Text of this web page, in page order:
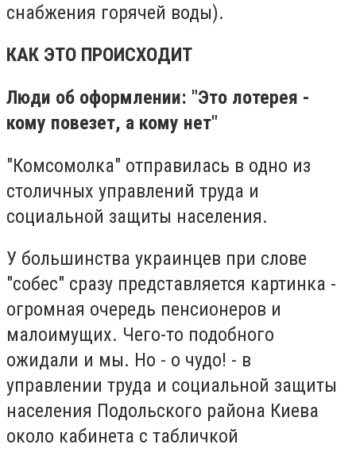
снабжения горячей воды).
КАК ЭТО ПРОИСХОДИТ
Люди об оформлении: "Это лотерея -
кому повезет, а кому нет"
"Комсомолка" отправилась в одно из
столичных управлений труда и
социальной защиты населения.
У большинства украинцев при слове
"собес" сразу представляется картинка -
огромная очередь пенсионеров и
малоимущих. Чего-то подобного
ожидали и мы. Но - о чудо! - в
управлении труда и социальной защиты
населения Подольского района Киева
около кабинета с табличкой